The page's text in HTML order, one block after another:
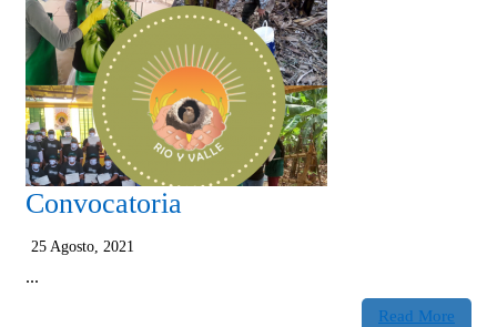
Convocatoria
25 Agosto, 2021
...
Read More